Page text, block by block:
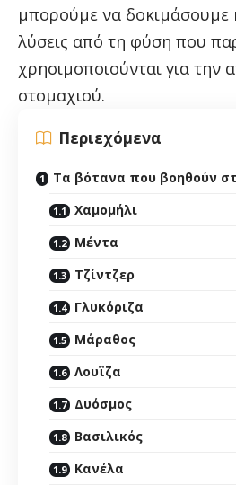
μπορούμε να δοκιμάσουμε
λύσεις από τη φύση που
χρησιμοποιούνται για την
στομαχιού.
Περιεχόμενα
Τα βότανα που βοηθούν
Χαμομήλι
Μέντα
Τζίντζερ
Γλυκόριζα
Μάραθος
Λουΐζα
Δυόσμος
Βασιλικός
Κανέλα